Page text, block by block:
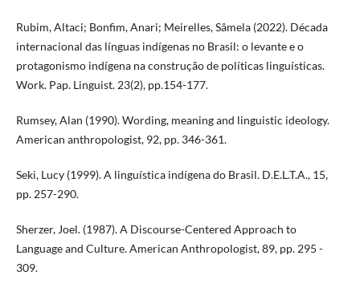
Rubim, Altaci; Bonfim, Anari; Meirelles, Sâmela (2022). Década
internacional das línguas indígenas no Brasil: o levante e o
protagonismo indígena na construção de políticas linguísticas.
Work. Pap. Linguist. 23(2), pp.154-177.
Rumsey, Alan (1990). Wording, meaning and linguistic ideology.
American anthropologist, 92, pp. 346-361.
Seki, Lucy (1999). A linguística indígena do Brasil. D.E.L.T.A., 15,
pp. 257-290.
Sherzer, Joel. (1987). A Discourse-Centered Approach to
Language and Culture. American Anthropologist, 89, pp. 295 -
309.